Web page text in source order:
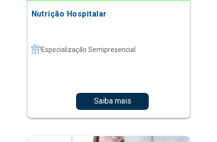
Nutrição Hospitalar
Especialização Semipresencial
Saiba mais